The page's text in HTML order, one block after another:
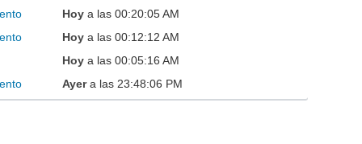
Hoy a las 00:20:05 AM
Hoy a las 00:12:12 AM
Hoy a las 00:05:16 AM
Ayera las 23:48:06 PM